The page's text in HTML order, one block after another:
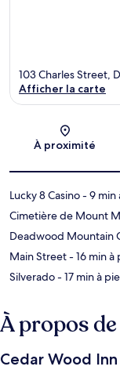
103 Charles Street,
Afficher la carte
À proximité
Lucky 8 Casino- 9 min
Cimetière de Mount
Deadwood Mountain
Main Street- 16 min à
Silverado- 17 min à
À propos
Cedar Wood Inn